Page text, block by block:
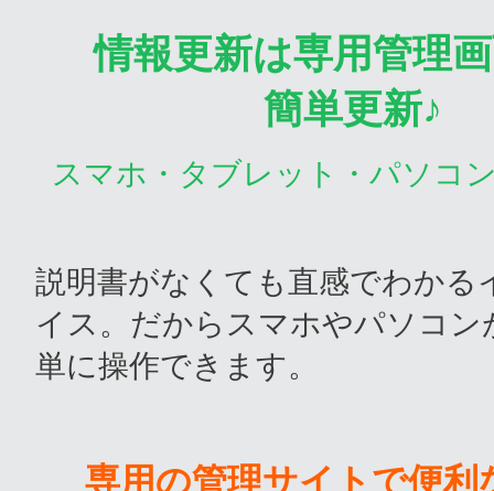
情報更新は専用管理
簡単更新♪
スマホ・タブレット・パソコ
説明書がなくても直感でわかる
イス。だからスマホやパソコン
単に操作できます。
専用の管理サイトで便利